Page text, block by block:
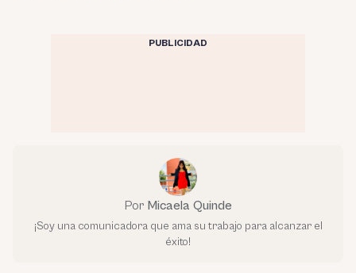
PUBLICIDAD
Por Micaela Quinde
¡Soy una comunicadora que ama su trabajo para alcanzar el
éxito!